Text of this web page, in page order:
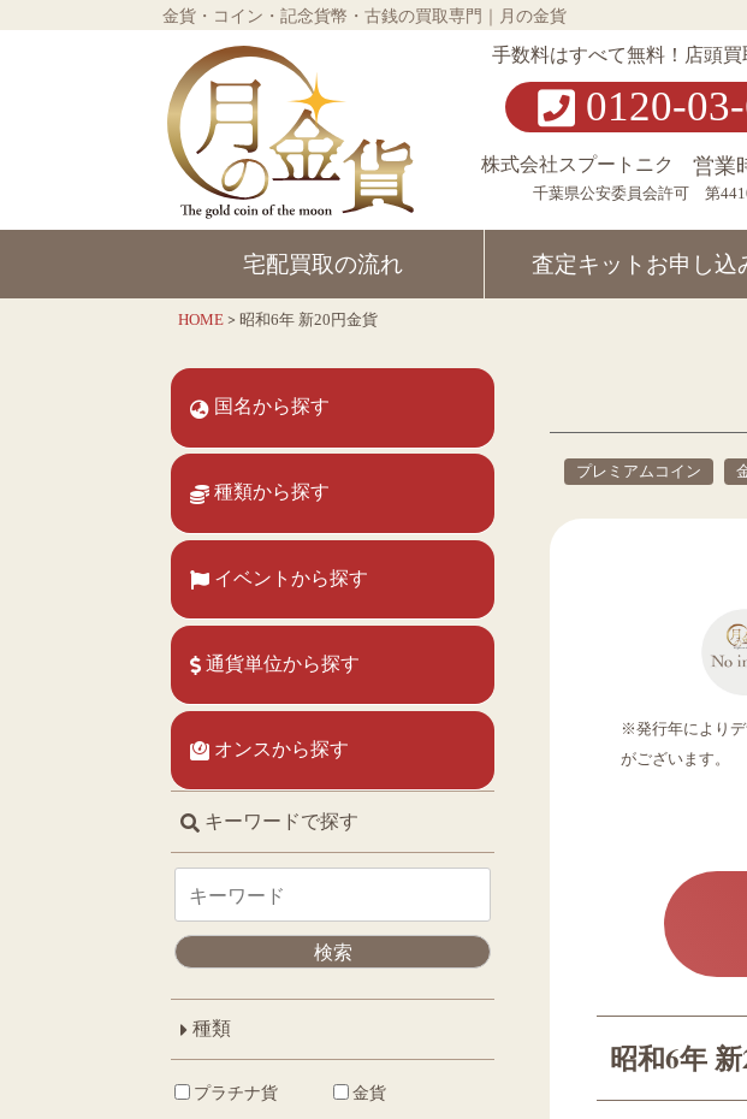
金貨・コイン・記念貨幣・古銭の買取専門｜月の金貨
手数料はすべて無料！店頭買
0120-
株式会社スプートニク 営業
千葉県公安委員会許可 第
宅配買取の流れ 査定キット お申し込
HOME> 昭和6年 新20円金貨
プレミアムコイン
※発行年により
がございます。
昭和6年
国名から探す
種類から探す
イベントから探す
通貨単位から探す
オンスから探す
キーワードで探す
種類
プラチナ貨
金貨